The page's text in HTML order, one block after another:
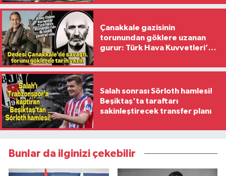
Çanakkale gazisinin
torunundan göklere uzanan
gurur: Türk Hava Kuvvetleri’nin
Salah sonrası Sörloth hamlesi!
Beşiktaş'ta taraftarı
sakinleştirecek transfer planı
Bunlar da ilginizi çekebilir